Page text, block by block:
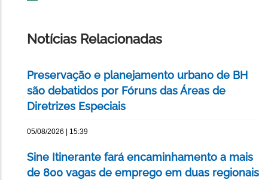
Notícias Relacionadas
Preservação e planejamento urbano de BH
são debatidos por Fóruns das Áreas de
Diretrizes Especiais
05/08/2026 | 15:39
Sine Itinerante fará encaminhamento a mais
de 800 vagas de emprego em duas regionais